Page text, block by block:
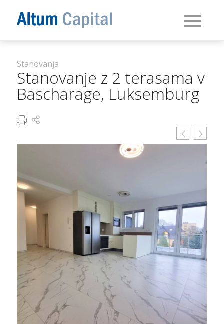
Stanovanja
Stanovanje z 2 terasama v
Bascharage, Luksemburg